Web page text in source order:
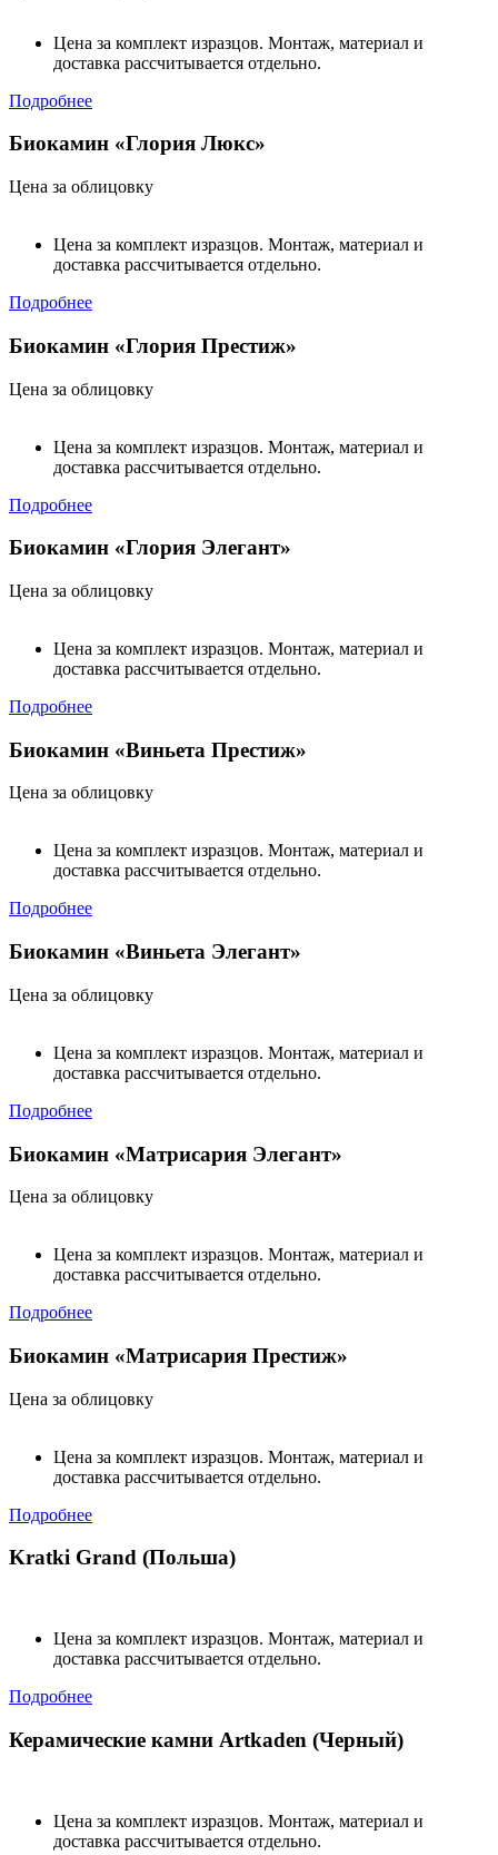
Цена за комплект изразцов. Монтаж, материал и
доставка рассчитывается отдельно.
Подробнее
Биокамин «Глория Люкс»
Цена за облицовку
Цена за комплект изразцов. Монтаж, материал и
доставка рассчитывается отдельно.
Подробнее
Биокамин «Глория Престиж»
Цена за облицовку
Цена за комплект изразцов. Монтаж, материал и
доставка рассчитывается отдельно.
Подробнее
Биокамин «Глория Элегант»
Цена за облицовку
Цена за комплект изразцов. Монтаж, материал и
доставка рассчитывается отдельно.
Подробнее
Биокамин «Виньета Престиж»
Цена за облицовку
Цена за комплект изразцов. Монтаж, материал и
доставка рассчитывается отдельно.
Подробнее
Биокамин «Виньета Элегант»
Цена за облицовку
Цена за комплект изразцов. Монтаж, материал и
доставка рассчитывается отдельно.
Подробнее
Биокамин «Матрисария Элегант»
Цена за облицовку
Цена за комплект изразцов. Монтаж, материал и
доставка рассчитывается отдельно.
Подробнее
Биокамин «Матрисария Престиж»
Цена за облицовку
Цена за комплект изразцов. Монтаж, материал и
доставка рассчитывается отдельно.
Подробнее
Kratki Grand (Польша)
Цена за комплект изразцов. Монтаж, материал и
доставка рассчитывается отдельно.
Подробнее
Керамические камни Artkaden (Черный)
Цена за комплект изразцов. Монтаж, материал и
доставка рассчитывается отдельно.